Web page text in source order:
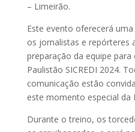
– Limeirão.
Este evento oferecerá
os jornalistas e repórteres
preparação da equipe
Paulistão SICREDI 2024.
comunicação estão
este momento especial da
Durante o treino, os